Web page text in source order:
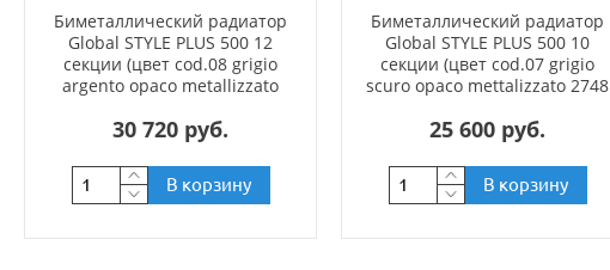
Биметаллический радиатор
Global STYLE PLUS 500 12
секции (цвет cod.08 grigio
argento opaco metallizzato
30 720 руб.
В корзину
Биметаллический радиатор
Global STYLE PLUS 500 10
секции (цвет cod.07 grigio
scuro opaco mettalizzato 2748
25 600 руб.
В корзину